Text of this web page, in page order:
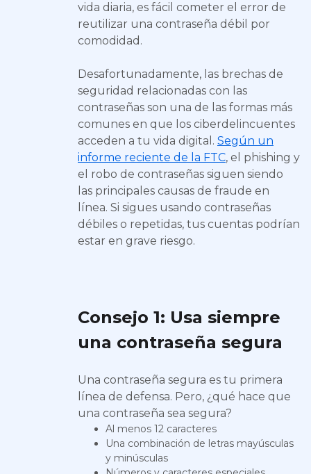
vida diaria, es fácil cometer el error de
reutilizar una contraseña débil por
comodidad.
Desafortunadamente, las brechas de
seguridad relacionadas con las
contraseñas son una de las formas más
comunes en que los ciberdelincuentes
acceden a tu vida digital. Según un
informe reciente de la FTC, el phishing y
el robo de contraseñas siguen siendo
las principales causas de fraude en
línea. Si sigues usando contraseñas
débiles o repetidas, tus cuentas podrían
estar en grave riesgo.
Consejo 1: Usa siempre
una contraseña segura
Una contraseña segura es tu primera
línea de defensa. Pero, ¿qué hace que
una contraseña sea segura?
Al menos 12 caracteres
Una combinación de letras mayúsculas
y minúsculas